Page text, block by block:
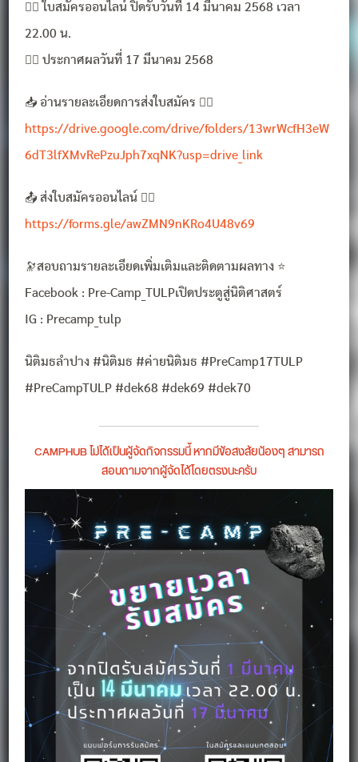
👉🏼 ใบสมัครออนไลน์ ปิดรับวันที่ 14 มีนาคม 2568 เวลา
22.00 น.
👉🏼 ประกาศผลวันที่ 17 มีนาคม 2568
📥 อ่านรายละเอียดการส่งใบสมัคร 👉🏻
https://drive.google.com/drive/folders/13wrWcfH3eW
6dT3lfXMvRePzuJph7xqNK?usp=drive_link
📤 ส่งใบสมัครออนไลน์ 👉🏻
https://forms.gle/awZMN9nKRo4U48v69
🔭สอบถามรายละเอียดเพิ่มเติมและติดตามผลทาง ⭐️
Facebook : Pre-Camp_TULPเปิดประตูสู่นิติศาสตร์
IG : Precamp_tulp
นิติมธลำปาง #นิติมธ #ค่ายนิติมธ #PreCamp17TULP
#PreCampTULP #dek68 #dek69 #dek70
CAMPHUB ไม่ได้เป็นผู้จัดกิจกรรมนี้ หากมีข้อสงสัยน้องๆ สามารถ
สอบถามจากผู้จัดได้โดยตรงนะครับ